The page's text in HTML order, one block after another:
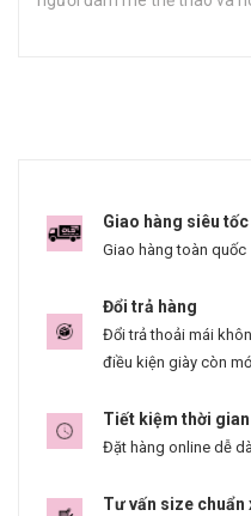
Giao hàng siêu tốc
Giao hàng toàn quốc
Đổi trả hàng
Đổi trả thoải mái
điều kiện giày còn
Tiết kiệm thời gian
Đặt hàng online dễ
Tư vấn size chuẩn